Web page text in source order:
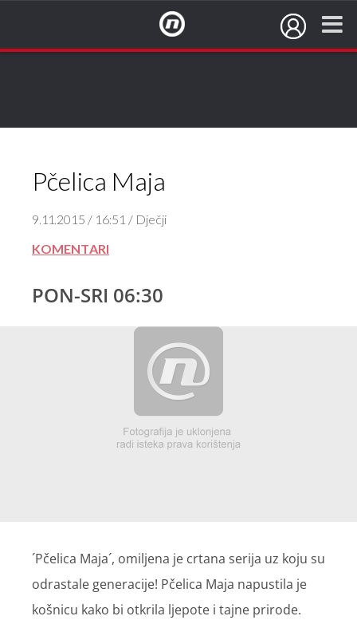
Pčelica Maja
9.11.2015 / 16:51 / Dječji
KOMENTARI
PON-SRI 06:30
´Pčelica Maja´, omiljena je crtana serija uz koju su
odrastale generacije! Pčelica Maja napustila je
košnicu kako bi otkrila ljepote i tajne prirode.